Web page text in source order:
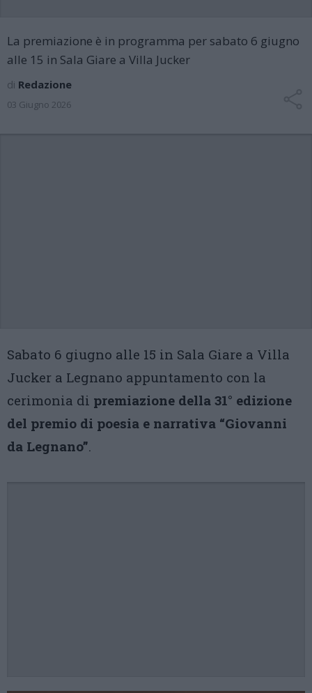
La premiazione è in programma per sabato 6 giugno
alle 15 in Sala Giare a Villa Jucker
di Redazione
03 Giugno 2026
Sabato 6 giugno alle 15 in Sala Giare a Villa
Jucker a Legnano appuntamento con la
cerimonia di premiazione della 31° edizione
del premio di poesia e narrativa “Giovanni
da Legnano”.